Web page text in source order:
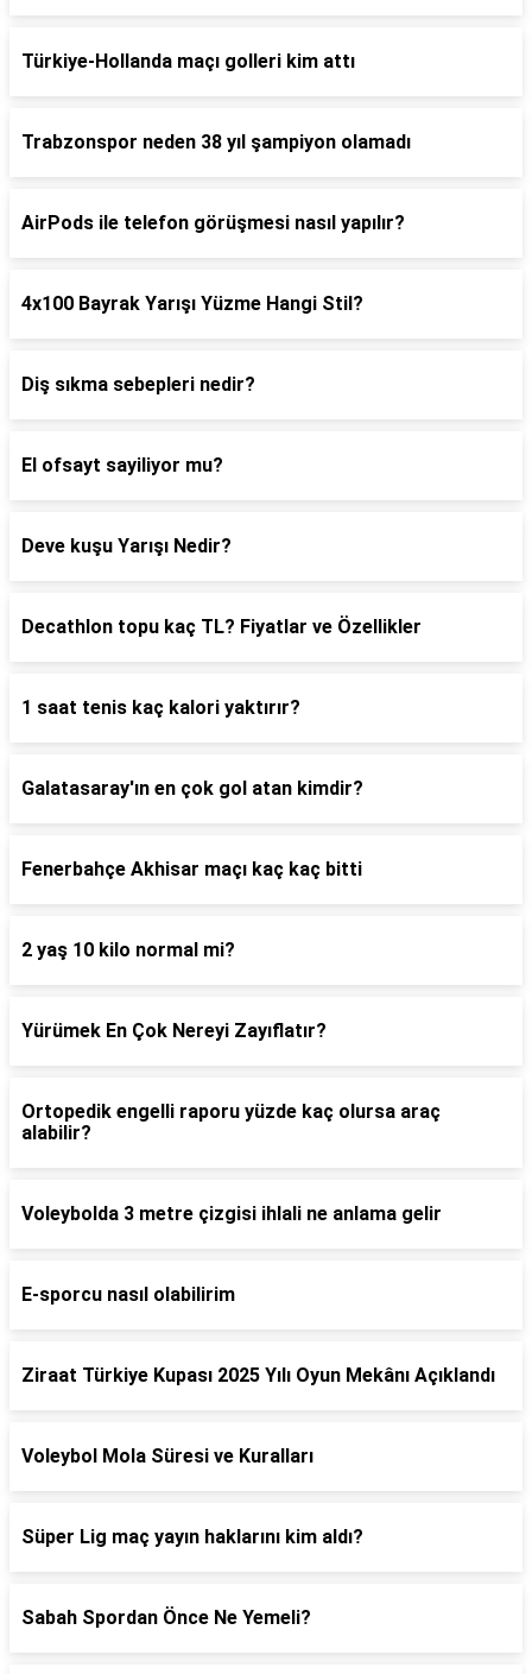
Türkiye-Hollanda maçı golleri kim attı
Trabzonspor neden 38 yıl şampiyon olamadı
AirPods ile telefon görüşmesi nasıl yapılır?
4x100 Bayrak Yarışı Yüzme Hangi Stil?
Diş sıkma sebepleri nedir?
El ofsayt sayiliyor mu?
Deve kuşu Yarışı Nedir?
Decathlon topu kaç TL? Fiyatlar ve Özellikler
1 saat tenis kaç kalori yaktırır?
Galatasaray'ın en çok gol atan kimdir?
Fenerbahçe Akhisar maçı kaç kaç bitti
2 yaş 10 kilo normal mi?
Yürümek En Çok Nereyi Zayıflatır?
Ortopedik engelli raporu yüzde kaç olursa araç
alabilir?
Voleybolda 3 metre çizgisi ihlali ne anlama gelir
E-sporcu nasıl olabilirim
Ziraat Türkiye Kupası 2025 Yılı Oyun Mekânı Açıklandı
Voleybol Mola Süresi ve Kuralları
Süper Lig maç yayın haklarını kim aldı?
Sabah Spordan Önce Ne Yemeli?